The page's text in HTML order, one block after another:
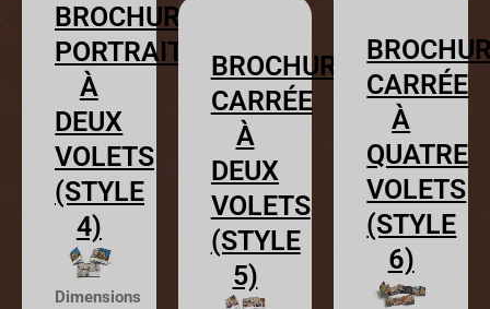
BROCHURE
PORTRAIT
À
DEUX
VOLETS
(STYLE
4)
Dimensions
BROCHURE
CARRÉE
À
DEUX
VOLETS
(STYLE
5)
CARRÉE
À
QUATRE
VOLETS
(STYLE
6)